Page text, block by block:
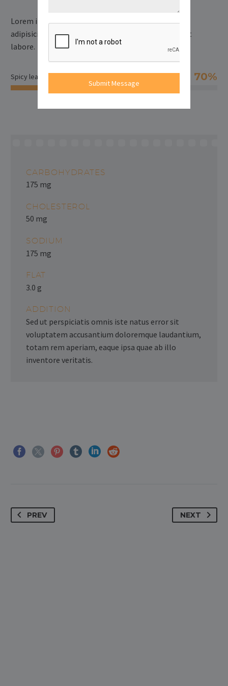
Lorem ipsum dolor sit amet elit sedi, consectetur
adipisicing elit, sed do eiusmod tempor incididunt ut
labore.
Spicy leavel 70%
CARBOHYDRATES
175 mg
CHOLESTEROL
50 mg
SODIUM
175 mg
FLAT
3.0 g
ADDITION
Sed ut perspiciatis omnis iste natus error sit
voluptatem accusantium doloremque laudantium,
totam rem aperiam, eaque ipsa quae ab illo
inventore veritatis.
PREV NEXT
Submit Message